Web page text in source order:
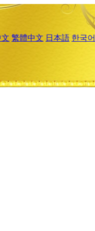
繁體中文 日本語 한국어